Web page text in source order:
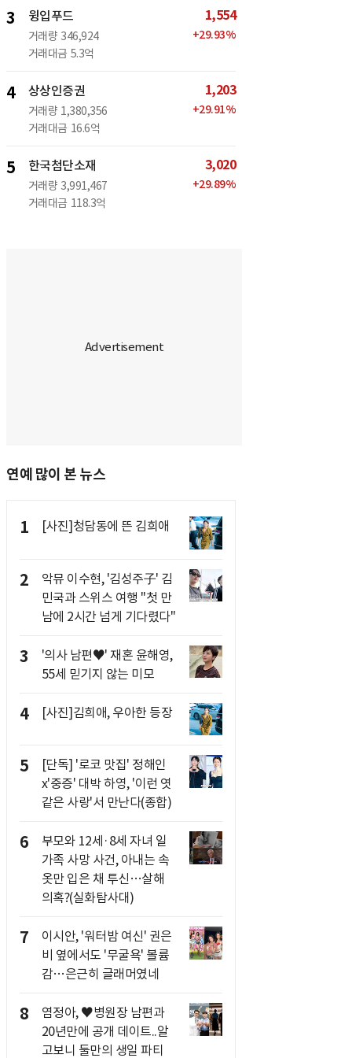
3 윙입푸드
거래량 346,924
거래대금 5.3억
1,554
+29.93%
4 상상인증권
거래량 1,380,356
거래대금 16.6억
1,203
+29.91%
5 한국첨단소재
거래량 3,991,467
거래대금 118.3억
3,020
+29.89%
연예 많이 본 뉴스
1 [사진]청담동에 뜬 김희애
2
악뮤 이수현, '김성주子' 김
민국과 스위스 여행 "첫 만
남에 2시간 넘게 기다렸다"
3
'의사 남편♥' 재혼 윤해영,
55세 믿기지 않는 미모
4 [사진]김희애, 우아한 등장
5
[단독] '로코 맛집' 정해인
x'중증' 대박 하영, '이런 엿
같은 사랑'서 만난다(종합)
6
부모와 12세·8세 자녀 일
가족 사망 사건, 아내는 속
옷만 입은 채 투신…살해
의혹?(실화탐사대)
7
이시안, '워터밤 여신' 권은
비 옆에서도 '무굴욕' 볼륨
감…은근히 글래머였네
8
염정아, ♥병원장 남편과
20년만에 공개 데이트..알
고보니 둘만의 생일 파티